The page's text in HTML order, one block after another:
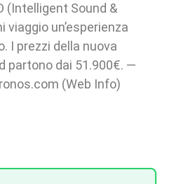
(Intelligent Sound &
viaggio un’esperienza
I prezzi della nuova
partono dai 51.900€. —
(Web Info)